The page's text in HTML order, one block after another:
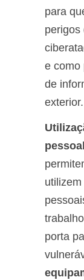
para
perigos
e como
de
exterior.
porta